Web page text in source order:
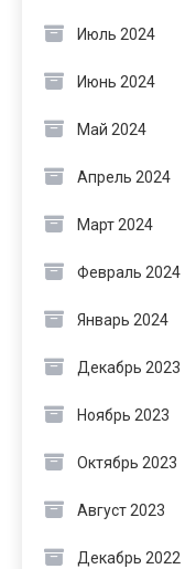
Июль 2024
Июнь 2024
Май 2024
Апрель 2024
Март 2024
Февраль 2024
Январь 2024
Декабрь 2023
Ноябрь 2023
Октябрь 2023
Август 2023
Декабрь 2022